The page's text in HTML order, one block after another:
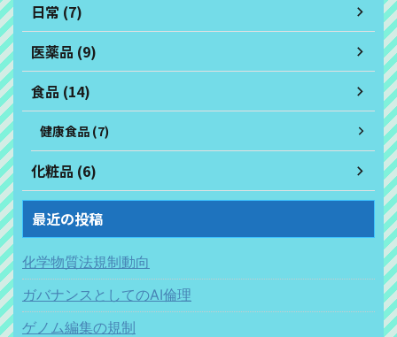
日常 (7)
医薬品 (9)
食品 (14)
健康食品 (7)
化粧品 (6)
最近の投稿
化学物質法規制動向
ガバナンスとしてのAI倫理
ゲノム編集の規制